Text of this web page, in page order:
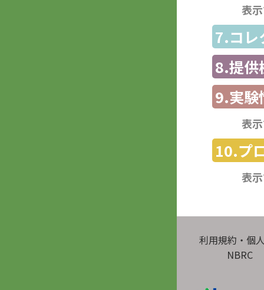
表
7.コレ
8.提供
9.実験
表
10.プ
表
利用規約・個
NBRC